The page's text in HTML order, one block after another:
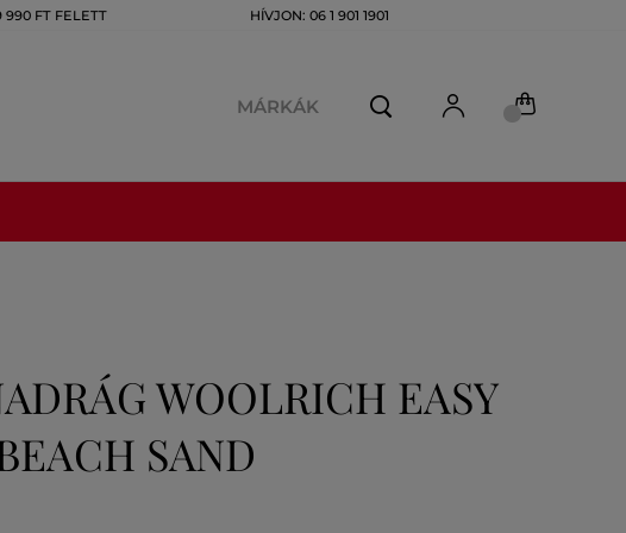
990 FT FELETT HÍVJON: 06 1 901 1901
MÁRKÁK
WOOLRICH EASY
SAND